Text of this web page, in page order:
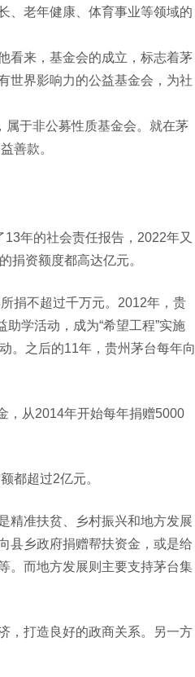
、老年健康、体育事业等领域的
看来，基金会的成立，标志着茅
世界影响力的公益基金会，为社
于非公募性质基金会。就在茅
善款。
年的社会责任报告，2022年又
捐资额度都高达亿元。
捐不超过千万元。2012年，贵
学活动，成为“希望工程”实施
。之后的11年，贵州茅台每年向
，从2014年开始每年捐赠5000
都超过2亿元。
精准扶贫、乡村振兴和地方发展
县乡政府捐赠帮扶资金，或是给
。而地方发展则主要支持茅台集
，打造良好的政商关系。另一方